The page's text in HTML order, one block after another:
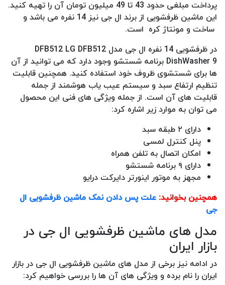
پرداخت مبلغی حدود 43 تا 49 میلیون تومان آن را تهیه کنید.
این ماشین ظرفشویی از برند ال جی نیز 14 نفره می باشد و
ساخت و مونتاژ کره است.
در ظرفشویی 14 نفره ال جی مدل DFB512 LG DFB512
DishWasher 9 برنامه شستشو وجود دارد که می توانید از آن
ها برای شستشوی ظروف خود استفاده کنید. همچنین قابلیت
تنظیم ارتفاع سبد و سیستم عیب یاب هوشمند از جمله
قابلیت های آن است. از جمله ویژگی های فنی این محصول
می توان به موارد زیر اشاره کرد:
دارای ۲ طبقه سبد
پنل کنترل لمسی
امکان اتصال به تلفن همراه
دارای ۹ برنامه شستشو
مجهز به موتور اینورتر دایرکت درایو
همچنین بخوانید: علت پس دادن نمک ماشین ظرفشویی ال
جی
مدل های ماشین ظرفشویی ال جی در
بازار ایران
در ادامه نیز برخی از مدل های ماشین ظرفشویی ال جی در بازار
ایران را نام برده و ویژگی های آن ها را بررسی خواهیم کرد: